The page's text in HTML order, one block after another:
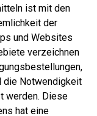
ist mit den
der
und Websites
verzeichnen
die Notwendigkeit
werden. Diese
hat eine